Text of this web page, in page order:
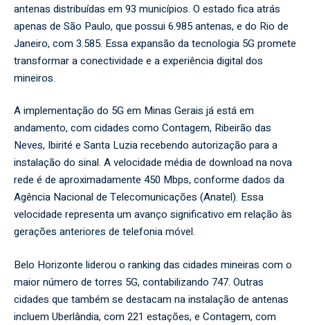
antenas distribuídas em 93 municípios. O estado fica atrás
apenas de São Paulo, que possui 6.985 antenas, e do Rio de
Janeiro, com 3.585. Essa expansão da tecnologia 5G promete
transformar a conectividade e a experiência digital dos
mineiros.
A implementação do 5G em Minas Gerais já está em
andamento, com cidades como Contagem, Ribeirão das
Neves, Ibirité e Santa Luzia recebendo autorização para a
instalação do sinal. A velocidade média de download na nova
rede é de aproximadamente 450 Mbps, conforme dados da
Agência Nacional de Telecomunicações (Anatel). Essa
velocidade representa um avanço significativo em relação às
gerações anteriores de telefonia móvel.
Belo Horizonte liderou o ranking das cidades mineiras com o
maior número de torres 5G, contabilizando 747. Outras
cidades que também se destacam na instalação de antenas
incluem Uberlândia, com 221 estações, e Contagem, com